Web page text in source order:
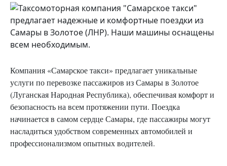
Компания «Самарское такси» предлагает уникальные
услуги по перевозке пассажиров из Самары в Золотое
(Луганская Народная Республика), обеспечивая комфорт и
безопасность на всем протяжении пути. Поездка
начинается в самом сердце Самары, где пассажиры могут
насладиться удобством современных автомобилей и
профессионализмом опытных водителей.